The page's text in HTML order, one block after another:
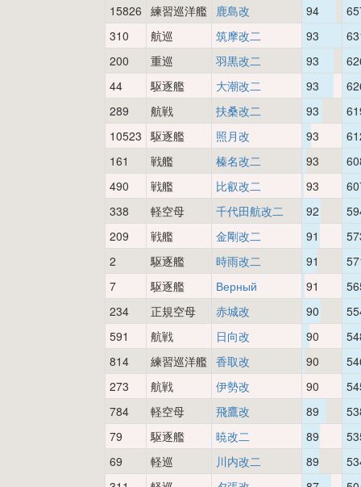
15826 練習巡洋艦 鹿島改 94
310
航巡 筑摩改二 93
200
重巡 羽黒改二 93
44
駆逐艦 大潮改二 93
289
航戦 扶桑改二 93
10523 駆逐艦 照月改 93
161
戦艦 榛名改二 93
490
戦艦 比叡改二 93
338
軽空母 千代田航改二 92
209
戦艦 金剛改二 91
2
駆逐艦 時雨改二 91
7
駆逐艦 Верный 91
234
正規空母 赤城改 90
591
航戦 日向改 90
814
練習巡洋艦 香取改 90
273
航戦 伊勢改 90
784
軽空母 飛鷹改 89
79
駆逐艦 暁改二 89
69
軽巡 川内改二 89